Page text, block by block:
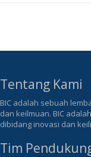
Tentang Kami
BIC adalah sebuah
dan keilmuan. BIC
dibidang inovasi dan
Tim